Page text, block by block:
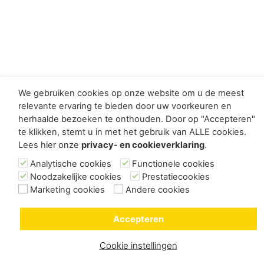
We gebruiken cookies op onze website om u de meest
relevante ervaring te bieden door uw voorkeuren en
herhaalde bezoeken te onthouden. Door op "Accepteren"
te klikken, stemt u in met het gebruik van ALLE cookies.
Lees hier onze privacy- en cookieverklaring.
Analytische cookies
Functionele cookies
Noodzakelijke cookies
Prestatiecookies
Marketing cookies
Andere cookies
Cookie instellingen
Accepteren